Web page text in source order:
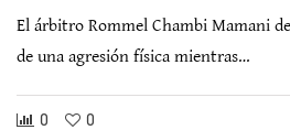
El árbitro Rommel Chambi Mamani
de una agresión física mientras…
0 0